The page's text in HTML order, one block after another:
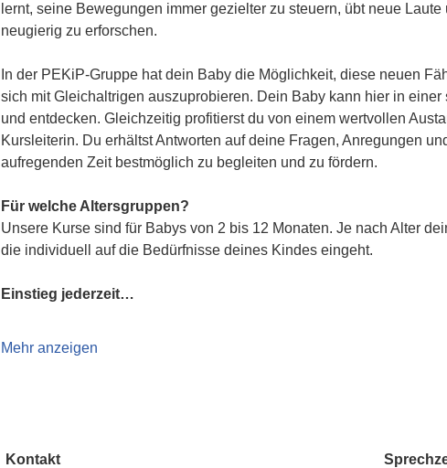
lernt, seine Bewegungen immer gezielter zu steuern, übt neue
neugierig zu erforschen.
In der PEKiP-Gruppe hat dein Baby die Möglichkeit, diese neuen
sich mit Gleichaltrigen auszuprobieren. Dein Baby kann hier in
und entdecken. Gleichzeitig profitierst du von einem wertvollen
Kursleiterin. Du erhältst Antworten auf deine Fragen, Anregungen
aufregenden Zeit bestmöglich zu begleiten und zu fördern.
Für welche Altersgruppen?
Unsere Kurse sind für Babys von 2 bis 12 Monaten. Je nach Alter
die individuell auf die Bedürfnisse deines Kindes eingeht.
Einstieg jederzeit…
Mehr anzeigen
Kontakt